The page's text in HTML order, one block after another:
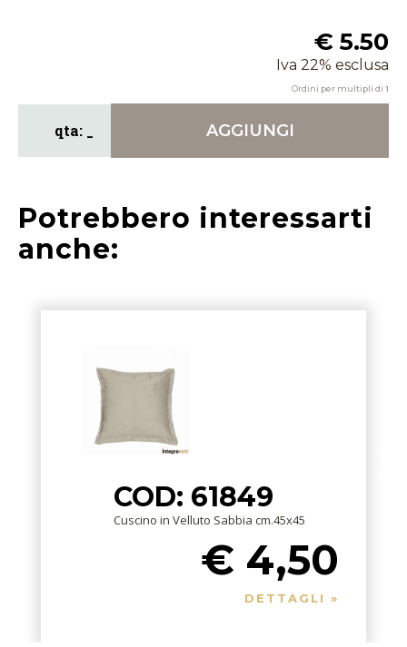
€ 5.50
Iva 22% esclusa
Ordini per multipli di 1
AGGIUNGI
Potrebbero interessarti
anche:
COD: 61849
Cuscino in Velluto Sabbia cm.45x45
€ 4,50
DETTAGLI »